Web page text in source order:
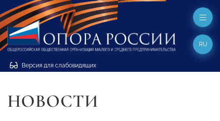
Версия для слабовидящих
RU
НОВОСТИ